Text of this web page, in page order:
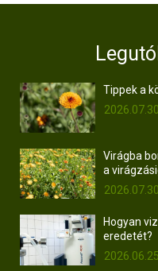
Tippek a
Virágba
a
Hogyan
eredetét?